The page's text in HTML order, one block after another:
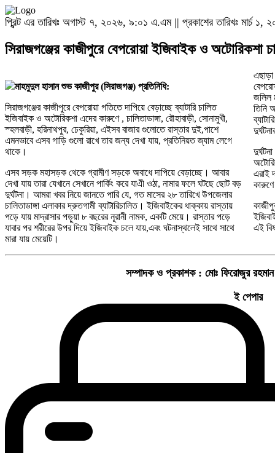
প্রিন্ট এর তারিখঃ অগাস্ট ৭, ২০২৬, ৯:০১ এ.এম || প্রকাশের তারিখঃ মার্চ
সিরাজগঞ্জের কাজীপুরে বেপরোয়া ইজিবাইক ও অটোরিকশা
মাহমুদুল হাসান শুভ কাজীপুর (সিরাজগঞ্জ) প্রতিনিধি:
সিরাজগঞ্জের কাজীপুরে বেপরোয়া গতিতে দাপিয়ে বেড়াচ্ছে ব্যাটারি চালিত
ইজিবাইক ও অটোরিকশা এদের কারুণে , চালিতাডাঙ্গা, রৌহাবাড়ী, সোনামুখী,
স্হলবাড়ী, হরিনাথপুর, ঢেকুরিয়া, এইসব বাজার গুলোতে রাস্তার দুই,পাশে
এমনভাবে এসব গাড়ি গুলো রাখে তার জন্য দেখা যায়, প্রতিনিয়ত জ্যাম লেগে
থাকে।
এসব সড়ক মহাসড়ক থেকে গ্রামীণ সড়কে অবাধে দাপিয়ে বেড়াচ্ছে। আবার
দেখা যায় তারা যেখানে সেখানে পার্কিং করে যাএী ওঠা, নামার ফলে ঘটছে ছোট বড়
দুর্ঘটনা। আমরা খবর নিয়ে জানতে পারি যে, গত মাসের ২৮ তারিখে উপজেলার
চালিতাডাঙ্গা এলাকার দ্রুতগামী ব্যাটারিচালিত। ইজিবাইকের ধাক্কায় রাস্তায়
পড়ে যায় মাদ্রাসার পড়ুয়া ৮ বছরের নূরানী নামক, একটি মেয়ে। রাস্তার পড়ে
যাবার পর শরীরের উপর দিয়ে ইজিবাইক চলে যায়,এবং ঘটনাস্থলেই সাথে সাথে
মারা যায় মেয়েটি।
জলিল
তিনি
এরাই
এই
সম্পাদক ও প্রকাশক : মোঃ ফিরোজুর রহমান
ই পেপার